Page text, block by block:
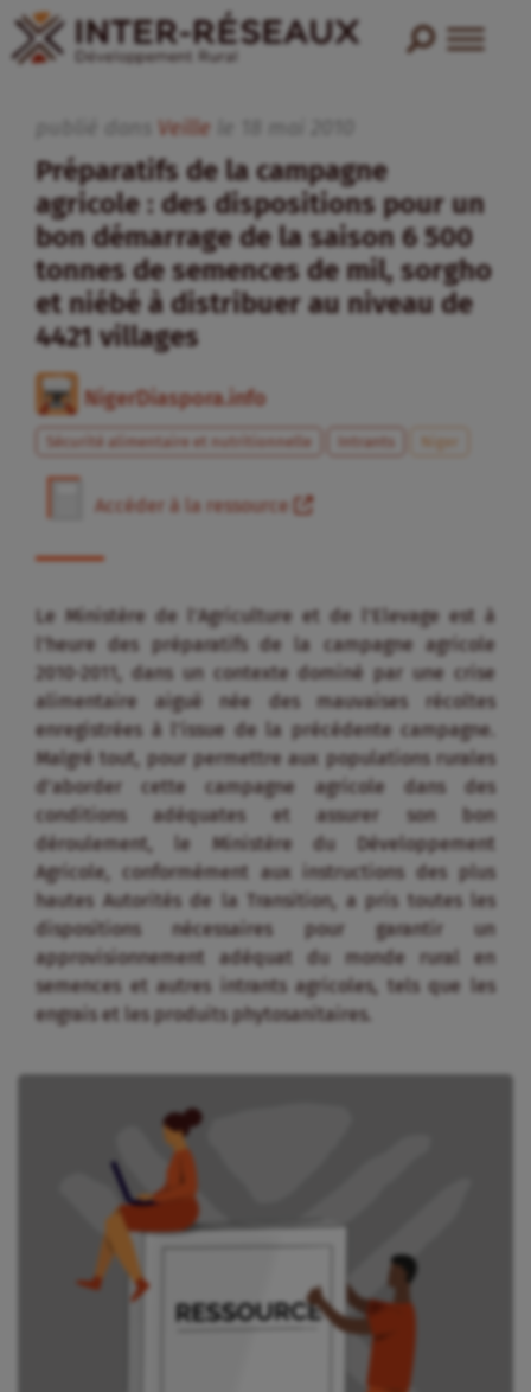
Veille
Préparatifs de la campagne
agricole : des dispositions pour un
bon démarrage de la saison 6 500
tonnes de semences de mil, sorgho
et niébé à distribuer au niveau de
4421 villages
NigerDiaspora.info
Sécurité alimentaire et nutritionnelle Intrants Niger
Accéder à la ressource
Le Ministère de l’Agriculture et de l’Elevage est à
l’heure des préparatifs de la campagne agricole
2010-2011, dans un contexte dominé par une crise
alimentaire aiguë née des mauvaises récoltes
enregistrées à l’issue de la précédente campagne.
Malgré tout, pour permettre aux populations rurales
d’aborder cette campagne agricole dans des
conditions adéquates et assurer son bon
déroulement, le Ministère du Développement
Agricole, conformément aux instructions des plus
hautes Autorités de la Transition, a pris toutes les
dispositions nécessaires pour garantir un
approvisionnement adéquat du monde rural en
semences et autres intrants agricoles, tels que les
engrais et les produits phytosanitaires.